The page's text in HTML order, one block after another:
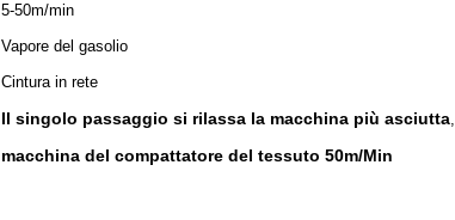
5-50m/min
Vapore del gasolio
Cintura in rete
Il singolo passaggio si rilassa la macchina più asciutta,
macchina del compattatore del tessuto 50m/Min